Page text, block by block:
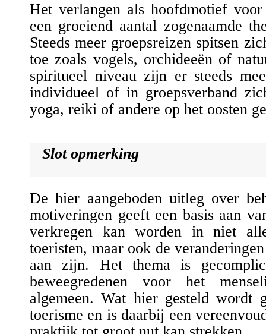
Het verlangen als hoofdmotief
een groeiend aantal zogenaamde
Steeds meer groepsreizen spitsen
toe zoals vogels, orchideeën of
spiritueel niveau zijn er steeds
individueel of in groepsverband
yoga, reiki of andere op het oosten
Slot opmerking
De hier aangeboden uitleg over
motiveringen geeft een basis aan
verkregen kan worden in niet
toeristen, maar ook de
aan zijn. Het thema is
beweegredenen voor het
algemeen. Wat hier gesteld wordt
toerisme en is daarbij een